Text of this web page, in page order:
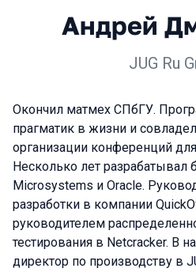
Андрей
JUG Ru
Окончил матмех СПбГУ.
прагматик в жизни и
организации конференций
Несколько лет разрабатывал
Microsystems и Oracle.
разработки в компании
руководителем
тестирования в Netcracker. В
директор по производству в